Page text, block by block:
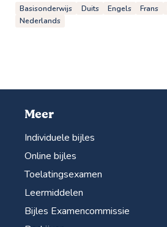
Basisonderwijs Duits Engels Frans
Nederlands
Meer
Individuele bijles
Online bijles
Toelatingsexamen
Leermiddelen
Bijles Examencommissie